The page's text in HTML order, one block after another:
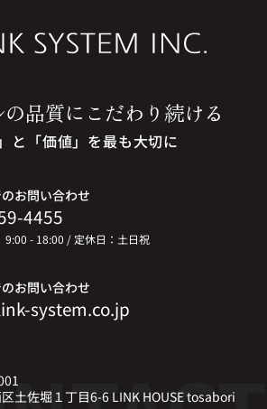
品質に こだわり続ける
と「価値」を最も大切に
お問い合わせ
4455
- 18:00 / 定休日：土日祝
お問い合わせ
system.co.jp
土佐堀１丁目6-6 LINK HOUSE tosabori